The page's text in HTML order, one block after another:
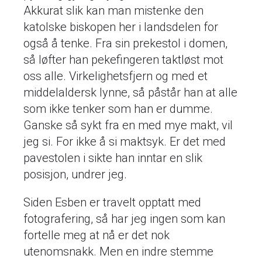
Akkurat slik kan man mistenke den
katolske biskopen her i landsdelen for
også å tenke. Fra sin prekestol i domen,
så løfter han pekefingeren taktløst mot
oss alle. Virkelighetsfjern og med et
middelaldersk lynne, så påstår han at alle
som ikke tenker som han er dumme.
Ganske så sykt fra en med mye makt, vil
jeg si. For ikke å si maktsyk. Er det med
pavestolen i sikte han inntar en slik
posisjon, undrer jeg.
Siden Esben er travelt opptatt med
fotografering, så har jeg ingen som kan
fortelle meg at nå er det nok
utenomsnakk. Men en indre stemme